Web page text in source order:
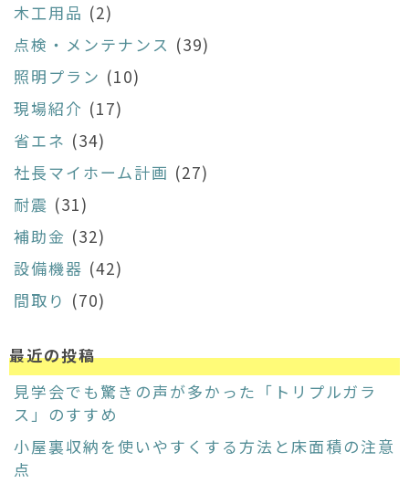
木工用品 (2)
点検・メンテナンス (39)
照明プラン (10)
現場紹介 (17)
省エネ (34)
社長マイホーム計画 (27)
耐震 (31)
補助金 (32)
設備機器 (42)
間取り (70)
最近の投稿
見学会でも驚きの声が多かった「トリプルガラ
ス」のすすめ
小屋裏収納を使いやすくする方法と床面積の注意
点